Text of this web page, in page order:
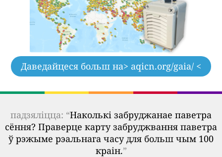
Даведайцеся больш на> aqicn.org/gaia/ <
падзяліцца: “Наколькі забруджанае паветра
сёння? Праверце карту забруджвання паветра
ў рэжыме рэальнага часу для больш чым 100
краін.”